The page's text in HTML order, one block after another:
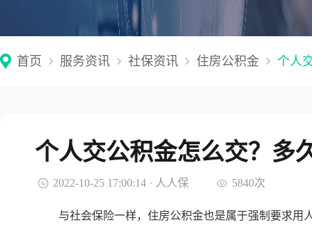
首页 服务资讯 社保资讯 住房公积金 个人
个人交公积金怎么交？多
2022-10-25 17:00:14 · 人人保 5840次
与社会保险一样，住房公积金也是属于强制要求用